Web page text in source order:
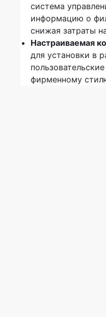
система
информацию о
снижая затраты
Настраиваемая
для установки в
фирменному